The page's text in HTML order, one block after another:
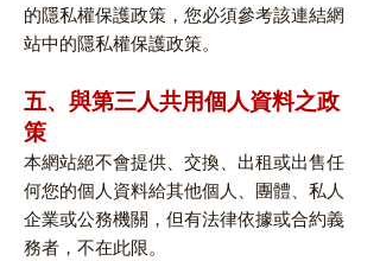
的隱私權保護政策，您必須參考該連結網
站中的隱私權保護政策。
五、與第三人共用個人資料之政
策
本網站絕不會提供、交換、出租或出售任
何您的個人資料給其他個人、團體、私人
企業或公務機關，但有法律依據或合約義
務者，不在此限。